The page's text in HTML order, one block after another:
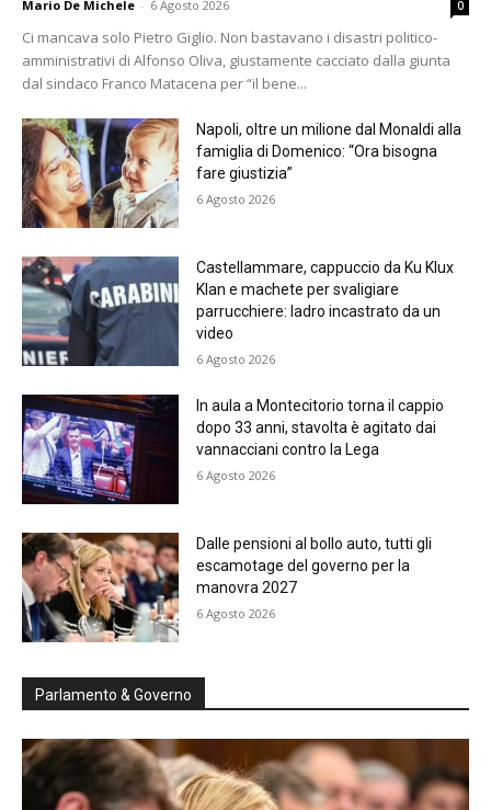
Mario De Michele - 6 Agosto 2026 0
Ci mancava solo Pietro Giglio. Non bastavano i disastri politico-
amministrativi di Alfonso Oliva, giustamente cacciato dalla giunta
dal sindaco Franco Matacena per “il bene...
Napoli, oltre un milione dal Monaldi alla
famiglia di Domenico: “Ora bisogna
fare giustizia”
6 Agosto 2026
Castellammare, cappuccio da Ku Klux
Klan e machete per svaligiare
parrucchiere: ladro incastrato da un
video
6 Agosto 2026
In aula a Montecitorio torna il cappio
dopo 33 anni, stavolta è agitato dai
vannacciani contro la Lega
6 Agosto 2026
Dalle pensioni al bollo auto, tutti gli
escamotage del governo per la
manovra 2027
6 Agosto 2026
Parlamento & Governo